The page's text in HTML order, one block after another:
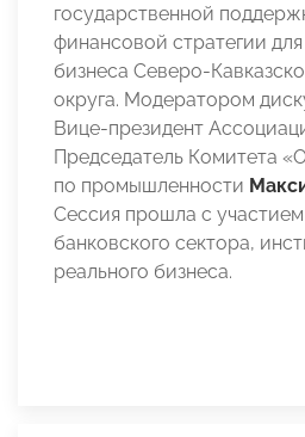
государственной
финансовой стратегии
бизнеса Северо-
округа. Модератором
Вице-президент
Председатель Комитета
по промышленности
Сессия прошла с
банковского сектора,
реального бизнеса.